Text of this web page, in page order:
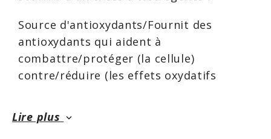
Source d'antioxydants/Fournit des
antioxydants qui aident à
combattre/protéger (la cellule)
contre/réduire (les effets oxydatifs
par/les dommages cellulaires causés par)
les radicaux libres.
Lire plus keyboard_arrow_down